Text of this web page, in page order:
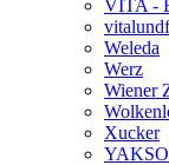
VITA -
Weleda
Werz
Wiener
Xucker